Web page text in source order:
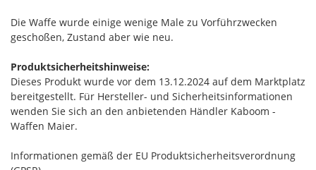
Die Waffe wurde einige wenige Male zu Vorführzwecken
geschoßen, Zustand aber wie neu.
Produktsicherheitshinweise:
Dieses Produkt wurde vor dem 13.12.2024 auf dem Marktplatz
bereitgestellt. Für Hersteller- und Sicherheitsinformationen
wenden Sie sich an den anbietenden Händler Kaboom -
Waffen Maier.
Informationen gemäß der EU Produktsicherheitsverordnung